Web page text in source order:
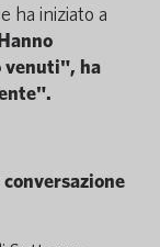
ha iniziato a
venuti", ha